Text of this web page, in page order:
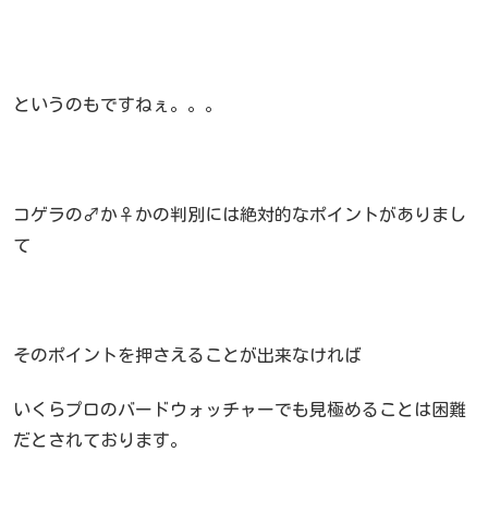
というのもですねぇ。。。
コゲラの♂か♀かの判別には絶対的なポイントがありまし
て
そのポイントを押さえることが出来なければ
いくらプロのバードウォッチャーでも見極めることは困難
だとされております。